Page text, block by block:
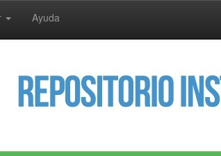
Ayuda